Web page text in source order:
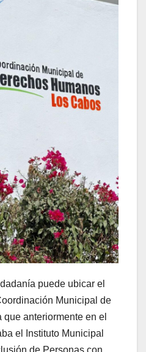
puede ubicar el
Municipal de
anteriormente en el
el Instituto Municipal
de Personas con